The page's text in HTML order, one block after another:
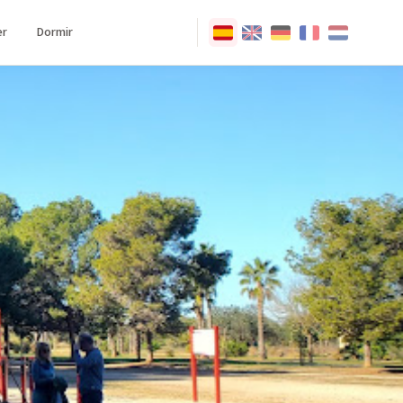
Dormir